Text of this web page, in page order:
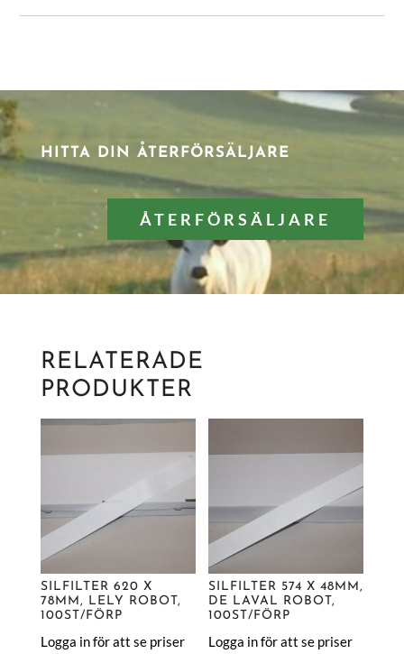
HITTA DIN ÅTERFÖRSÄLJARE
ÅTERFÖRSÄLJARE
RELATERADE
PRODUKTER
SILFILTER 620 X
78MM, LELY ROBOT,
100ST/FÖRP
Logga in för att se priser
SILFILTER 574 X 48MM,
DE LAVAL ROBOT,
100ST/FÖRP
Logga in för att se priser